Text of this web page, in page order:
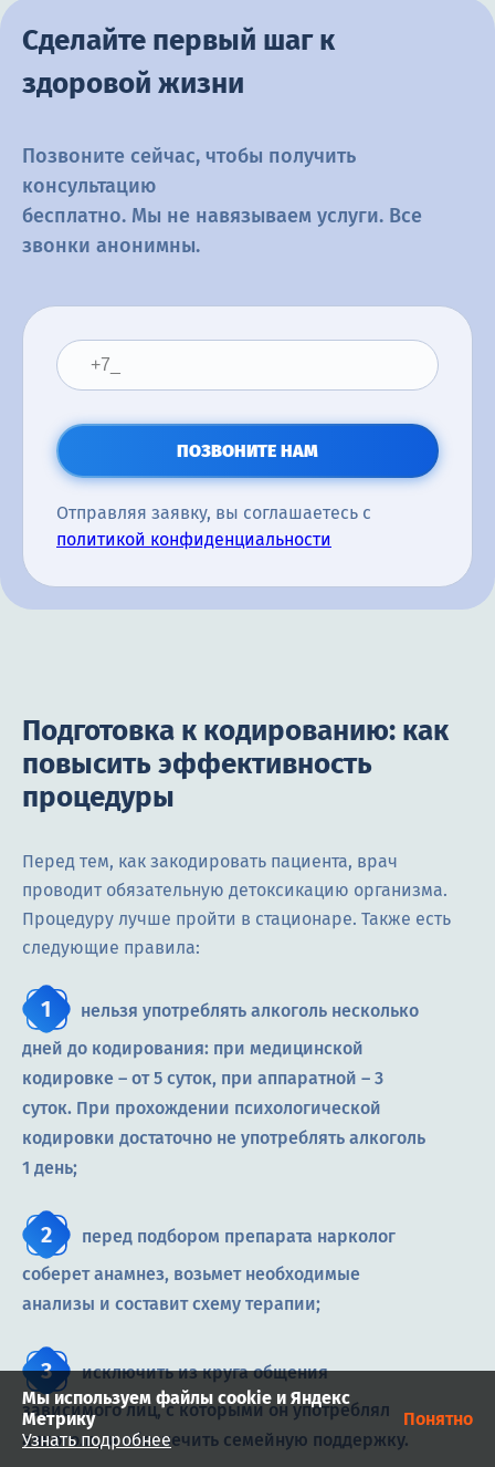
Сделайте первый шаг к
здоровой жизни
Позвоните сейчас, чтобы получить
консультацию
бесплатно. Мы не навязываем услуги. Все
звонки анонимны.
ПОЗВОНИТЕ НАМ
Отправляя заявку, вы соглашаетесь с
политикой конфиденциальности
Подготовка к кодированию: как
повысить эффективность
процедуры
Перед тем, как закодировать пациента, врач
проводит обязательную детоксикацию организма.
Процедуру лучше пройти в стационаре. Также есть
следующие правила:
нельзя употреблять алкоголь несколько
дней до кодирования: при медицинской
кодировке – от 5 суток, при аппаратной – 3
суток. При прохождении психологической
кодировки достаточно не употреблять алкоголь
1 день;
перед подбором препарата нарколог
соберет анамнез, возьмет необходимые
анализы и составит схему терапии;
исключить из круга общения
зависимого лиц, с которыми он употреблял
алкоголь, и обеспечить семейную поддержку.
Мы используем файлы cookie и Яндекс
Метрику
Узнать подробнее
Понятно